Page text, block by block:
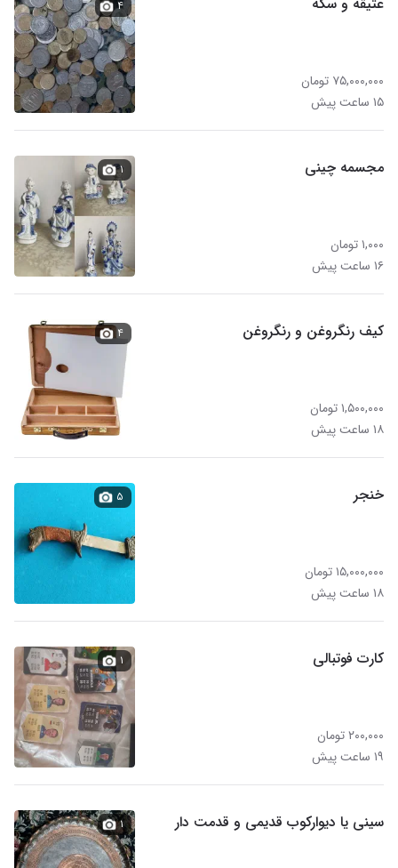
۷۵,۰۰۰,۰۰۰ تومان
۱۵ ساعت پیش
۴
مجسمه چینی
۱,۰۰۰ تومان
۱۶ ساعت پیش
۱
کیف رنگروغن و رنگروغن
۱,۵۰۰,۰۰۰ تومان
۱۸ ساعت پیش
۴
خنجر
۱۵,۰۰۰,۰۰۰ تومان
۱۸ ساعت پیش
۵
کارت فوتبالی
۲۰۰,۰۰۰ تومان
۱۹ ساعت پیش
۱
سینی یا دیوارکوب قدیمی و قدمت دار ۱